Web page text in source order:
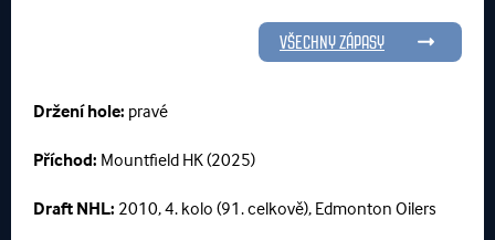
VŠECHNY ZÁPASY
Držení hole: pravé
Příchod: Mountfield HK (2025)
Draft NHL: 2010, 4. kolo (91. celkově), Edmonton Oilers